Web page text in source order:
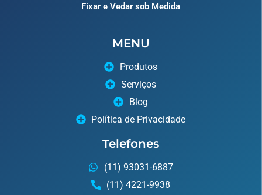
Fixar e Vedar sob Medida
MENU
Produtos
Serviços
Blog
Política de Privacidade
Telefones
(11) 93031-6887
(11) 4221-9938